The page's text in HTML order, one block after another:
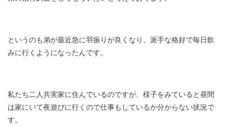
というのも弟が最近急に羽振りが良くなり、派手な格好で毎日飲
みに行くようになったんです。
私たち二人共実家に住んでいるのですが、様子をみていると昼間
は家にいて夜遊びに行くので仕事もしているか分からない状況で
す。